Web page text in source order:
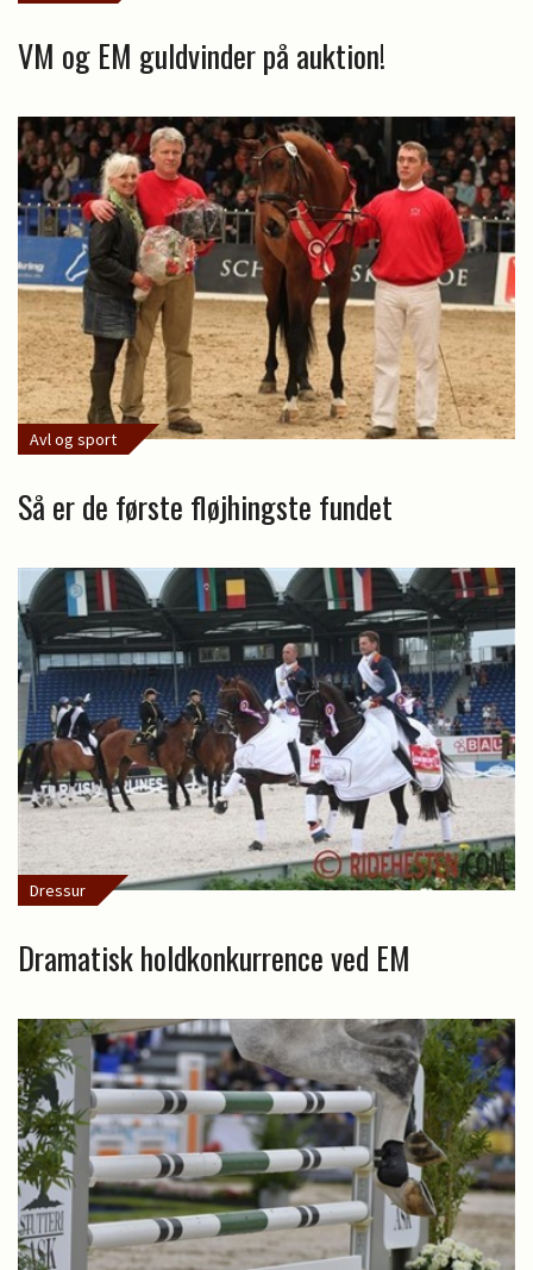
VM og EM guldvinder på auktion!
Avl og sport
Så er de første fløjhingste fundet
Dressur
Dramatisk holdkonkurrence ved EM